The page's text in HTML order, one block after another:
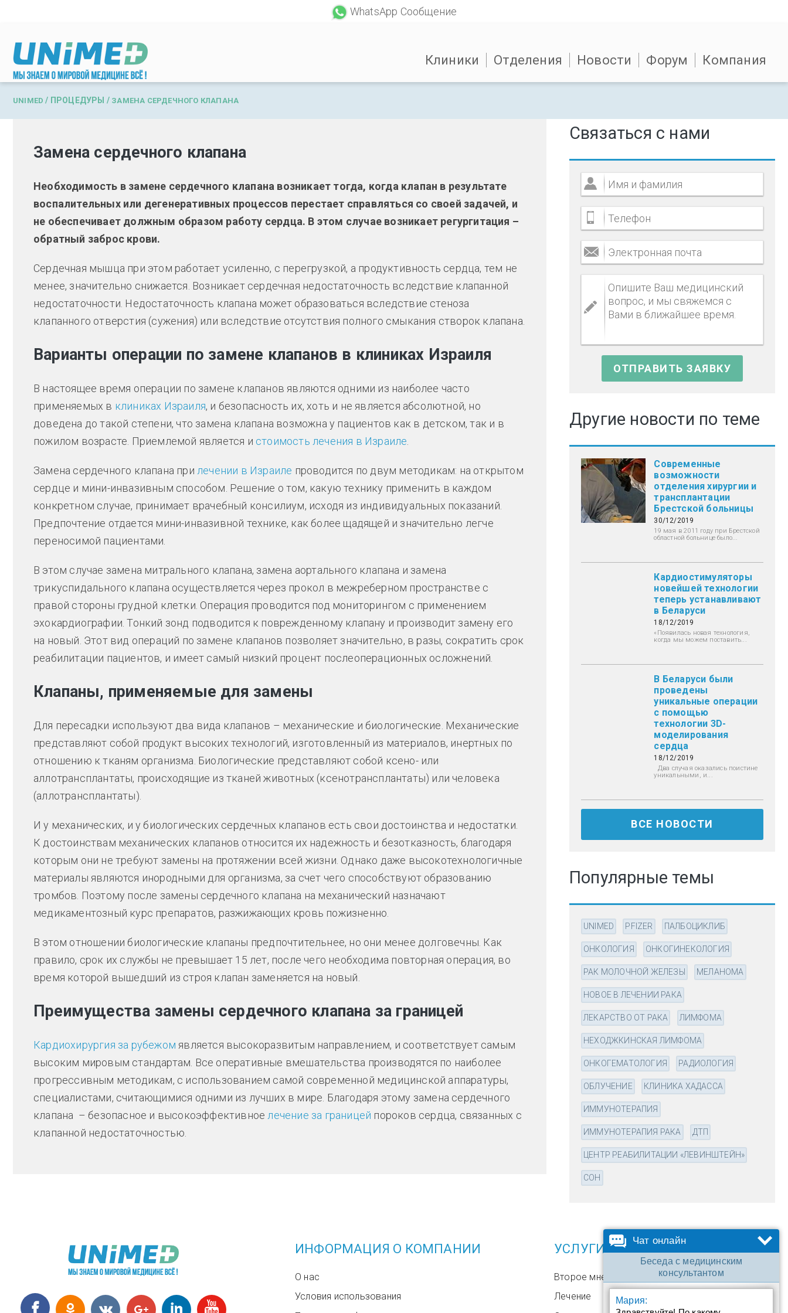
WhatsApp Сообщение
Клиники Отделения Новости Форум Компания
UNIMED / ПРОЦЕДУРЫ / ЗАМЕНА СЕРДЕЧНОГО КЛАПАНА
Замена сердечного клапана
Необходимость в замене сердечного клапана возникает тогда, когда клапан в результате
воспалительных или дегенеративных процессов перестает справляться со своей задачей, и
не обеспечивает должным образом работу сердца. В этом случае возникает регургитация –
обратный заброс крови.
Сердечная мышца при этом работает усиленно, с перегрузкой, а продуктивность сердца, тем не
менее, значительно снижается. Возникает сердечная недостаточность вследствие клапанной
недостаточности. Недостаточность клапана может образоваться вследствие стеноза
клапанного отверстия (сужения) или вследствие отсутствия полного смыкания створок клапана.
Варианты операции по замене клапанов в клиниках Израиля
В настоящее время операции по замене клапанов являются одними из наиболее часто
применяемых в клиниках Израиля, и безопасность их, хоть и не является абсолютной, но
доведена до такой степени, что замена клапана возможна у пациентов как в детском, так и в
пожилом возрасте. Приемлемой является и стоимость лечения в Израиле.
Замена сердечного клапана при лечении в Израиле проводится по двум методикам: на открытом
сердце и мини-инвазивным способом. Решение о том, какую технику применить в каждом
конкретном случае, принимает врачебный консилиум, исходя из индивидуальных показаний.
Предпочтение отдается мини-инвазивной технике, как более щадящей и значительно легче
переносимой пациентами.
В этом случае замена митрального клапана, замена аортального клапана и замена
трикуспидального клапана осуществляется через прокол в межреберном пространстве с
правой стороны грудной клетки. Операция проводится под мониторингом с применением
эхокардиографии. Тонкий зонд подводится к поврежденному клапану и производит замену его
на новый. Этот вид операций по замене клапанов позволяет значительно, в разы, сократить срок
реабилитации пациентов, и имеет самый низкий процент послеоперационных осложнений.
Клапаны, применяемые для замены
Для пересадки используют два вида клапанов – механические и биологические. Механические
представляют собой продукт высоких технологий, изготовленный из материалов, инертных по
отношению к тканям организма. Биологические представляют собой ксено- или
аллотрансплантаты, происходящие из тканей животных (ксенотрансплантаты) или человека
(аллотрансплантаты).
И у механических, и у биологических сердечных клапанов есть свои достоинства и недостатки.
К достоинствам механических клапанов относится их надежность и безотказность, благодаря
которым они не требуют замены на протяжении всей жизни. Однако даже высокотехнологичные
материалы являются инородными для организма, за счет чего способствуют образованию
тромбов. Поэтому после замены сердечного клапана на механический назначают
медикаментозный курс препаратов, разжижающих кровь пожизненно.
В этом отношении биологические клапаны предпочтительнее, но они менее долговечны. Как
правило, срок их службы не превышает 15 лет, после чего необходима повторная операция, во
время которой вышедший из строя клапан заменяется на новый.
Преимущества замены сердечного клапана за границей
Кардиохирургия за рубежом является высокоразвитым направлением, и соответствует самым
высоким мировым стандартам. Все оперативные вмешательства производятся по наиболее
прогрессивным методикам, с использованием самой современной медицинской аппаратуры,
специалистами, считающимися одними из лучших в мире. Благодаря этому замена сердечного
клапана – безопасное и высокоэффективноелечение за границей пороков сердца, связанных с
клапанной недостаточностью.
Связаться с нами
Другие новости по теме
Современные
возможности
отделения хирургии и
трансплантации
Брестской больницы
30/12/2019
19 мая в 2011 году при Брестской
областной больнице было...
Кардиостимуляторы
новейшей технологии
теперь устанавливают
в Беларуси
18/12/2019
«Появилась новая технология,
когда мы можем поставить...
В Беларуси были
проведены
уникальные операции
с помощью
технологии 3D-
моделирования
сердца
18/12/2019
Два случая оказались поистине
уникальными, и...
ВСЕ НОВОСТИ
Популярные темы
UNIMED PFIZER ПАЛБОЦИКЛИБ
ОНКОЛОГИЯ ОНКОГИНЕКОЛОГИЯ
РАК МОЛОЧНОЙ ЖЕЛЕЗЫ МЕЛАНОМА
НОВОЕ В ЛЕЧЕНИИ РАКА
ЛЕКАРСТВО ОТ РАКА ЛИМФОМА
НЕХОДЖКИНСКАЯ ЛИМФОМА
ОНКОГЕМАТОЛОГИЯ РАДИОЛОГИЯ
ОБЛУЧЕНИЕ КЛИНИКА ХАДАССА
ИММУНОТЕРАПИЯ
ИММУНОТЕРАПИЯ РАКА ДТП
ЦЕНТР РЕАБИЛИТАЦИИ «ЛЕВИНШТЕЙН»
СОН
УСЛУГИ
Второе мнение
Лечение
ИНФОРМАЦИЯ О КОМПАНИИ
О нас
Условия использования
Чат онлайн
Беседа с медицинским
консультантом
Мария: